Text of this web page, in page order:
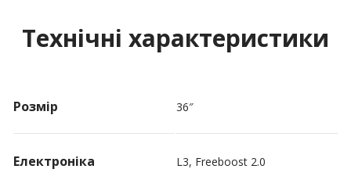
Технічні характеристики
Розмір 36″
Електроніка L3, Freeboost 2.0